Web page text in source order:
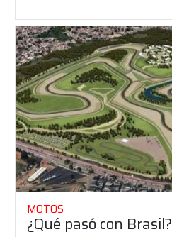
MOTOS
¿Qué pasó con Brasil?